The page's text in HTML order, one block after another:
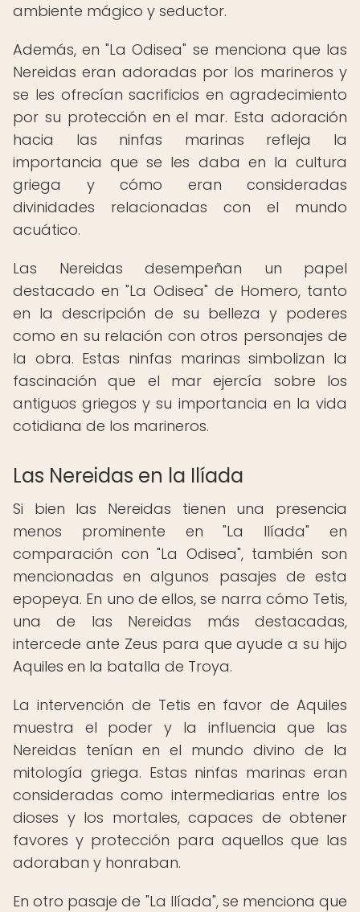
ambiente mágico y seductor.
Además, en "La Odisea" se menciona que las
Nereidas eran adoradas por los marineros y
se les ofrecían sacrificios en agradecimiento
por su protección en el mar. Esta adoración
hacia las ninfas marinas refleja la
importancia que se les daba en la cultura
griega y cómo eran consideradas
divinidades relacionadas con el mundo
acuático.
Las Nereidas desempeñan un papel
destacado en "La Odisea" de Homero, tanto
en la descripción de su belleza y poderes
como en su relación con otros personajes de
la obra. Estas ninfas marinas simbolizan la
fascinación que el mar ejercía sobre los
antiguos griegos y su importancia en la vida
cotidiana de los marineros.
Las Nereidas en la Ilíada
Si bien las Nereidas tienen una presencia
menos prominente en "La Ilíada" en
comparación con "La Odisea", también son
mencionadas en algunos pasajes de esta
epopeya. En uno de ellos, se narra cómo Tetis,
una de las Nereidas más destacadas,
intercede ante Zeus para que ayude a su hijo
Aquiles en la batalla de Troya.
La intervención de Tetis en favor de Aquiles
muestra el poder y la influencia que las
Nereidas tenían en el mundo divino de la
mitología griega. Estas ninfas marinas eran
consideradas como intermediarias entre los
dioses y los mortales, capaces de obtener
favores y protección para aquellos que las
adoraban y honraban.
En otro pasaje de "La Ilíada", se menciona que